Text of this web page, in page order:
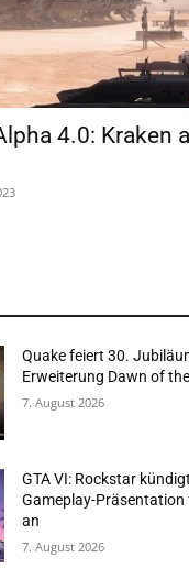
4.0: Kraken
Quake feiert 30.
Erweiterung Dawn of
7. August 2026
GTA VI: Rockstar
Gameplay-Präsentation
an
7. August 2026